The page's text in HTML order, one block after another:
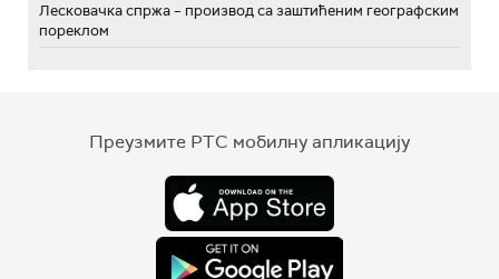
Лесковачка спржа – производ са заштићеним географским
пореклом
Преузмите РТС мобилну апликацију